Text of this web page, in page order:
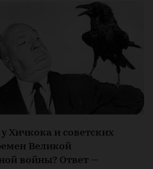
Хичкока и советских
Великой
войны? Ответ —